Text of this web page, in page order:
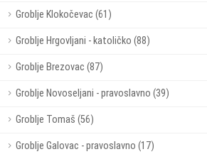
Groblje Klokočevac (61)
Groblje Hrgovljani - katoličko (88)
Groblje Brezovac (87)
Groblje Novoseljani - pravoslavno (39)
Groblje Tomaš (56)
Groblje Galovac - pravoslavno (17)